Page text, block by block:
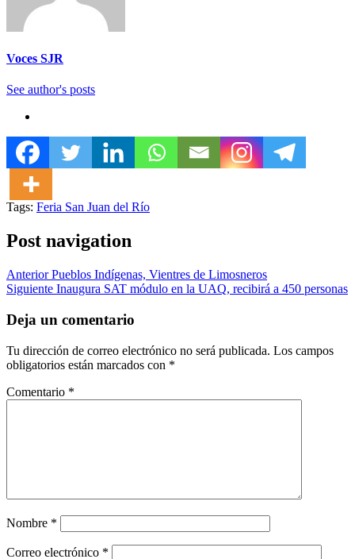
Voces SJR
See author's posts
Tags: Feria San Juan del Río
Post navigation
AnteriorPueblos Indígenas, Vientres de Limosneros
Siguiente Inaugura SAT módulo en la UAQ, recibirá a 450 personas
Deja un comentario
Tu dirección de correo electrónico no será publicada. Los campos
obligatorios están marcados con *
Comentario *
Nombre *
Correo electrónico *